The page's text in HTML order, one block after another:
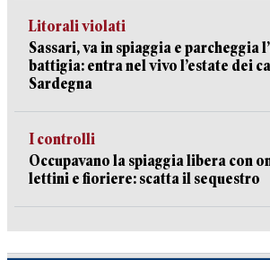
Litorali violati
Sassari, va in spiaggia e parcheggia
battigia: entra nel vivo l’estate dei
Sardegna
I controlli
Occupavano la spiaggia libera con
lettini e fioriere: scatta il sequestro